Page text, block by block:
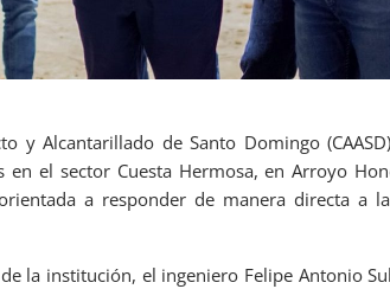
y Alcantarillado de Santo Domingo
el sector Cuesta Hermosa, en Arroyo
a responder de manera directa a
la institución, el ingeniero Felipe Antonio